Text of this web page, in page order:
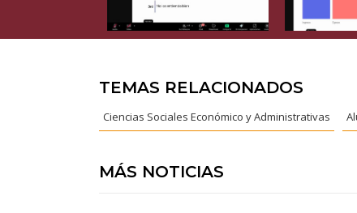
TEMAS RELACIONADOS
Ciencias Sociales Económico y Administrativas
MÁS NOTICIAS